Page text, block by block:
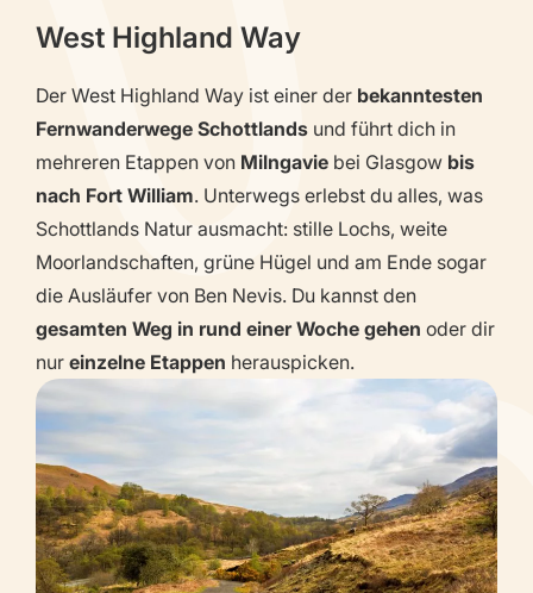
West Highland Way
Der West Highland Way ist einer der bekanntesten
Fernwanderwege Schottlands und führt dich in
mehreren Etappen von Milngavie bei Glasgow bis
nach Fort William. Unterwegs erlebst du alles, was
Schottlands Natur ausmacht: stille Lochs, weite
Moorlandschaften, grüne Hügel und am Ende sogar
die Ausläufer von Ben Nevis. Du kannst den
gesamten Weg in rund einer Woche gehen oder dir
nur einzelne Etappen herauspicken.